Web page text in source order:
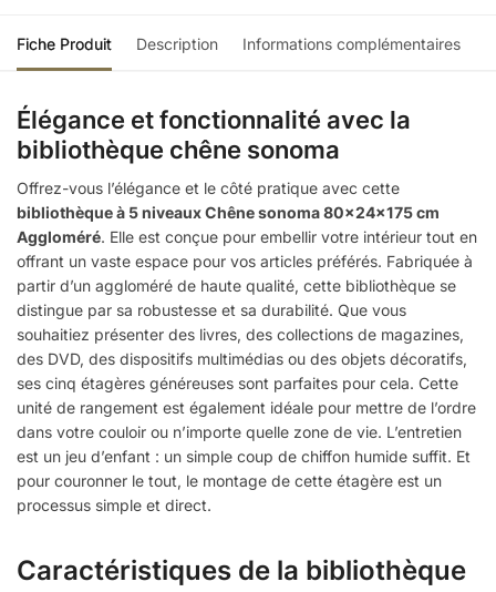
Fiche Produit Description Informations complémentaires
Élégance et fonctionnalité avec la
bibliothèque chêne sonoma
Offrez-vous l’élégance et le côté pratique avec cette
bibliothèque à 5 niveaux Chêne sonoma 80x24x175 cm
Aggloméré. Elle est conçue pour embellir votre intérieur tout en
offrant un vaste espace pour vos articles préférés. Fabriquée à
partir d’un aggloméré de haute qualité, cette bibliothèque se
distingue par sa robustesse et sa durabilité. Que vous
souhaitiez présenter des livres, des collections de magazines,
des DVD, des dispositifs multimédias ou des objets décoratifs,
ses cinq étagères généreuses sont parfaites pour cela. Cette
unité de rangement est également idéale pour mettre de l’ordre
dans votre couloir ou n’importe quelle zone de vie. L’entretien
est un jeu d’enfant : un simple coup de chiffon humide suffit. Et
pour couronner le tout, le montage de cette étagère est un
processus simple et direct.
Caractéristiques de la bibliothèque